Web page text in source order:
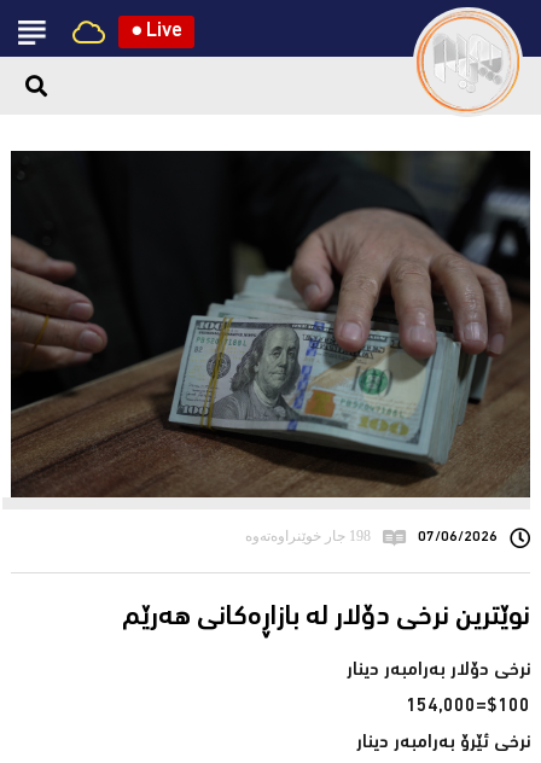
● Live
07/06/2026 198 جار خوێنراوەتەوە
نوێترین نرخی دۆلار له‌ بازاڕه‌كانی هه‌رێم
$100=154,000